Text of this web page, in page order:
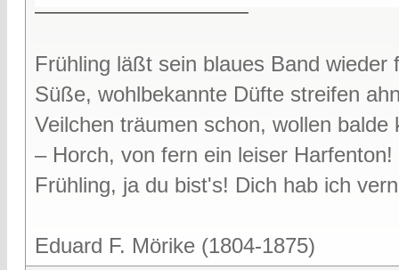
Frühling läßt sein blaues Band wieder
Süße, wohlbekannte Düfte streifen
Veilchen träumen schon, wollen balde
– Horch, von fern ein leiser Harfenton!
Frühling, ja du bist's! Dich hab ich
Eduard F. Mörike (1804-1875)